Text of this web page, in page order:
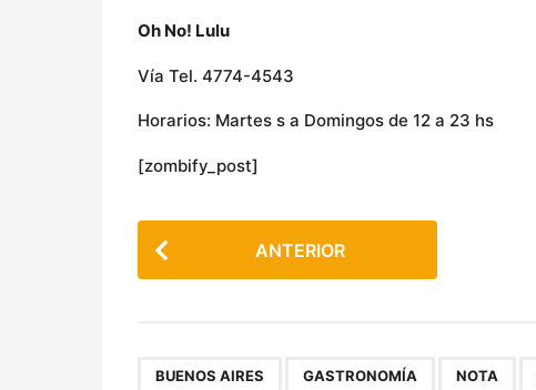
Oh No! Lulu
Vía Tel. 4774-4543
Horarios: Martes s a Domingos de 12 a 23 hs
[zombify_post]
P
o
P
ANTERIOR
BUENOS AIRES GASTRONOMÍA NOTA